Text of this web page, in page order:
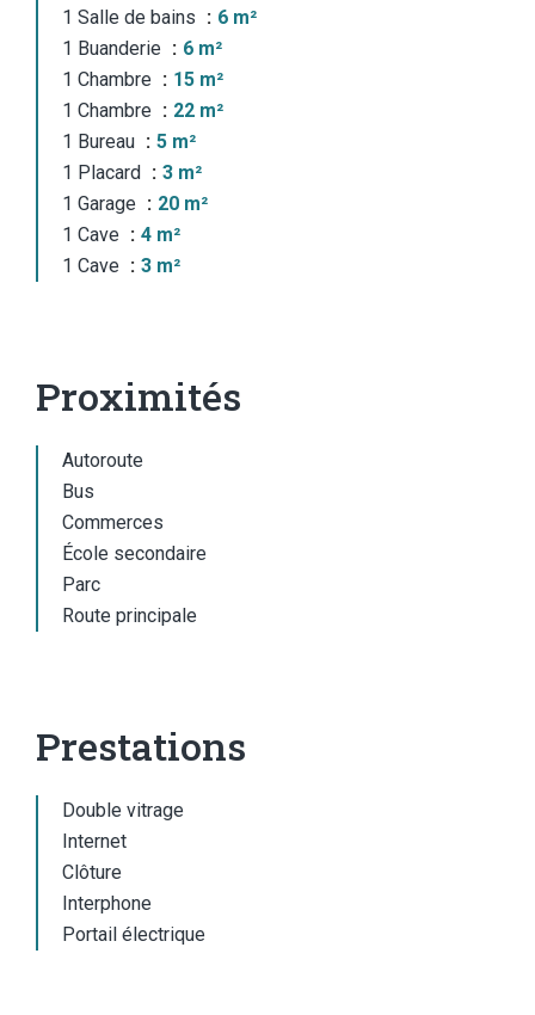
1 Salle de bains
6 m²
1 Buanderie
6 m²
1 Chambre
15 m²
1 Chambre
22 m²
1 Bureau
5 m²
1 Placard
3 m²
1 Garage
20 m²
1 Cave
4 m²
1 Cave
3 m²
Proximités
Autoroute
Bus
Commerces
École secondaire
Parc
Route principale
Prestations
Double vitrage
Internet
Clôture
Interphone
Portail électrique